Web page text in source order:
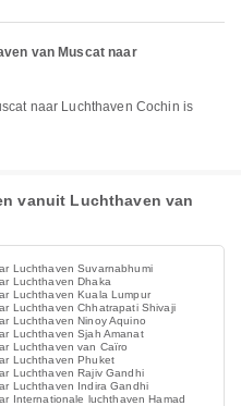
van Muscat naar
vanuit Luchthaven van
Luchthaven Suvarnabhumi
Luchthaven Dhaka
Luchthaven Kuala Lumpur
Luchthaven Chhatrapati Shivaji
Luchthaven Ninoy Aquino
Luchthaven Sjah Amanat
Luchthaven van Caïro
Luchthaven Phuket
Luchthaven Rajiv Gandhi
Luchthaven Indira Gandhi
Internationale luchthaven Hamad